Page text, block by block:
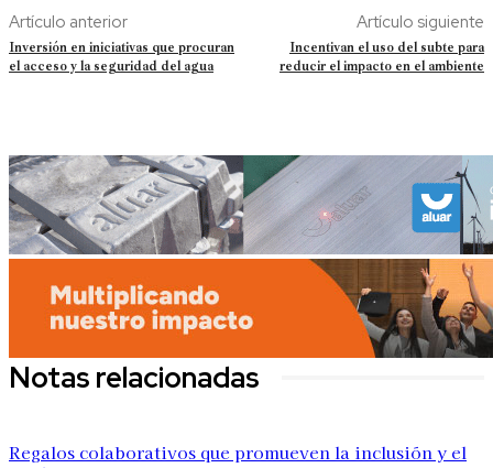
Artículo anterior
Inversión en iniciativas que procuran
el acceso y la seguridad del agua
Artículo siguiente
Incentivan el uso del subte para
reducir el impacto en el ambiente
Notas relacionadas
Regalos colaborativos que promueven la inclusión y el